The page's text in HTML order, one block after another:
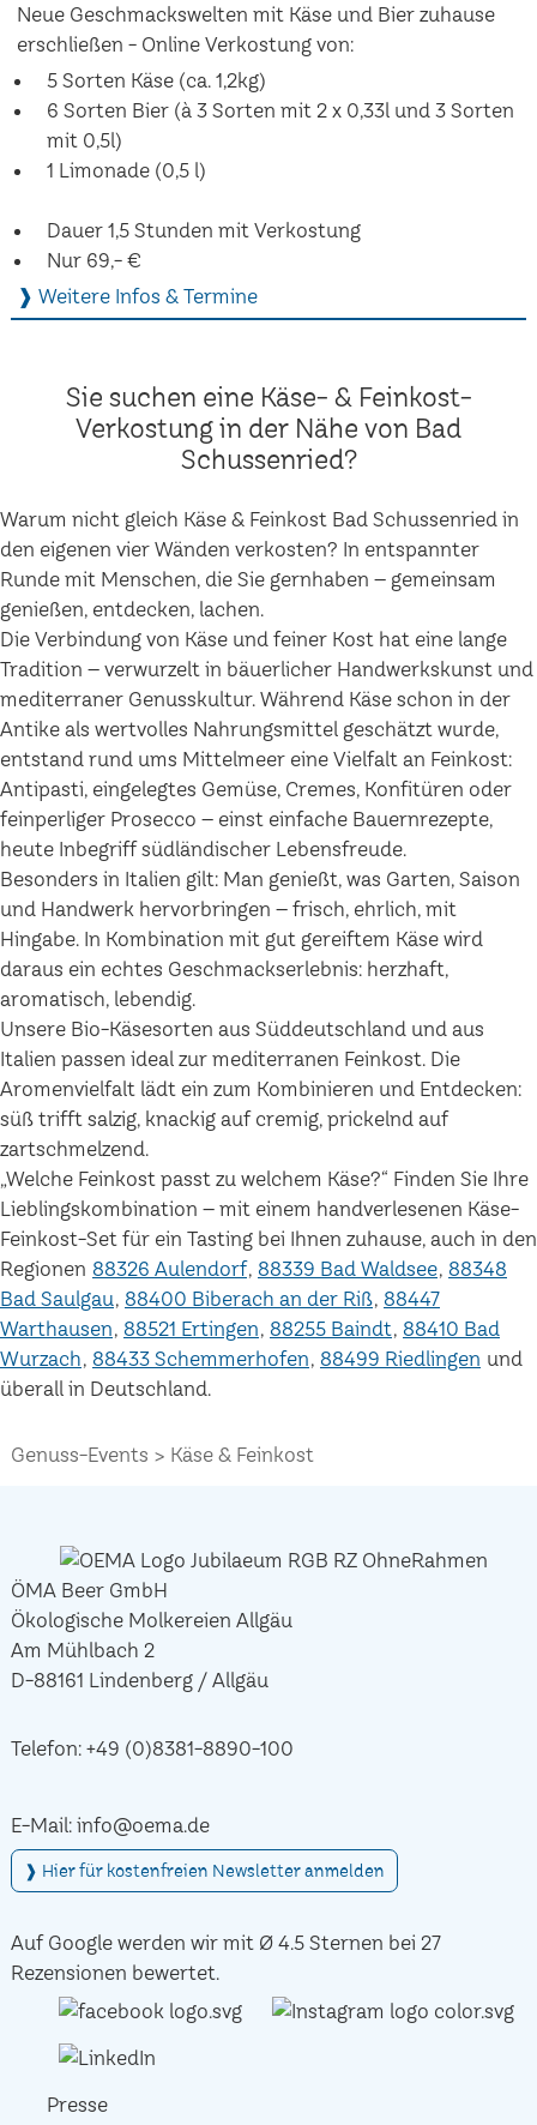
Neue Geschmackswelten mit Käse und Bier zuhause
erschließen - Online Verkostung von:
5 Sorten Käse (ca. 1,2kg)
6 Sorten Bier (à 3 Sorten mit 2 x 0,33l und 3 Sorten
mit 0,5l)
1 Limonade (0,5 l)
Dauer 1,5 Stunden mit Verkostung
Nur 69,- €
❱ Weitere Infos & Termine
Sie suchen eine Käse- & Feinkost-
Verkostung in der Nähe von Bad
Schussenried?
Warum nicht gleich Käse & Feinkost Bad Schussenried in
den eigenen vier Wänden verkosten? In entspannter
Runde mit Menschen, die Sie gernhaben – gemeinsam
genießen, entdecken, lachen.
Die Verbindung von Käse und feiner Kost hat eine lange
Tradition – verwurzelt in bäuerlicher Handwerkskunst und
mediterraner Genusskultur. Während Käse schon in der
Antike als wertvolles Nahrungsmittel geschätzt wurde,
entstand rund ums Mittelmeer eine Vielfalt an Feinkost:
Antipasti, eingelegtes Gemüse, Cremes, Konfitüren oder
feinperliger Prosecco – einst einfache Bauernrezepte,
heute Inbegriff südländischer Lebensfreude.
Besonders in Italien gilt: Man genießt, was Garten, Saison
und Handwerk hervorbringen – frisch, ehrlich, mit
Hingabe. In Kombination mit gut gereiftem Käse wird
daraus ein echtes Geschmackserlebnis: herzhaft,
aromatisch, lebendig.
Unsere Bio-Käsesorten aus Süddeutschland und aus
Italien passen ideal zur mediterranen Feinkost. Die
Aromenvielfalt lädt ein zum Kombinieren und Entdecken:
süß trifft salzig, knackig auf cremig, prickelnd auf
zartschmelzend.
„Welche Feinkost passt zu welchem Käse?“ Finden Sie Ihre
Lieblingskombination – mit einem handverlesenen Käse-
Feinkost-Set für ein Tasting bei Ihnen zuhause, auch in den
Regionen 88326 Aulendorf 88339 Bad Waldsee 88348
Bad Saulgau 88400 Biberach an der Riß 88447
Warthausen 88521 Ertingen 88255 Baindt 88410 Bad
Wurzach 88433 Schemmerhofen 88499 Riedlingen und
überall in Deutschland.
Genuss-Events Käse & Feinkost
ÖMA Beer GmbH
Ökologische Molkereien Allgäu
Am Mühlbach 2
D-88161 Lindenberg / Allgäu
Telefon: +49 (0)8381-8890-100
E-Mail: info@oema.de
❱ Hier für kostenfreien Newsletter anmelden
Auf Google werden wir mit Ø 4.5 Sternen bei 27
Rezensionen bewertet.
Presse